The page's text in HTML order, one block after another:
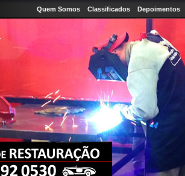
Quem Somos Classificados Depoimentos